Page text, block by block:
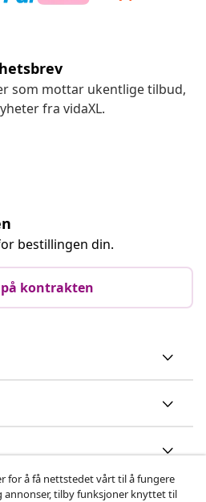
som mottar ukentlige tilbud,
fra vidaXL.
bestillingen din.
kontrakten
for å få nettstedet vårt til å fungere
tilby funksjoner knyttet til